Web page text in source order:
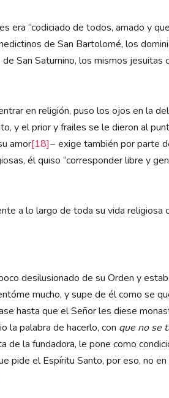
era “codiciado de todos, amado y
de San Bartolomé, los
San Saturnino, los mismos jesuitas
en religión, puso los ojos en la
y el prior y frailes se le dieron al
amor[18]− exige también por parte
él quiso “corresponder libre y
a lo largo de toda su vida religiosa
desilusionado de su Orden y
mucho, y supe de él como se
hasta que el Señor les diese
la palabra de hacerlo, con que no se
la fundadora, le pone como
pide el Espíritu Santo, por eso, no